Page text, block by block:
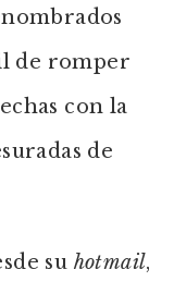
de romper
con la
de
su hotmail,